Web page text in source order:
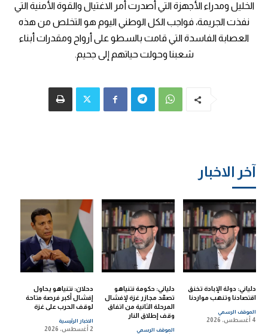
آخر الاخبار
دلياني: دولة الإبادة تخنق
اقتصادنا وتنهب مواردنا
الموقف الرسمي
4 أغسطس، 2026
دلياني: حكومة نتنياهو
تصعّد مجازر غزة لإفشال
المرحلة الثانية من اتفاق
وقف إطلاق النار
الموقف الرسمي
دحلان: نتنياهو يحاول
إفشال أكبر فرصة متاحة
لوقف الحرب على غزة
الاخبار الرئيسية
2 أغسطس، 2026
الخليل ومدراء الأجهزة التي أصدرت أمر الاغتيال والقوة الأمنية التي
نفذت الجريمة، فواجب الكل الوطني اليوم هو التخلص من هذه
العصابة الفاسدة التي قامت بالسطو على أرواح ومقدرات أبناء
شعبنا وحولت حياتهم إلى جحيم.